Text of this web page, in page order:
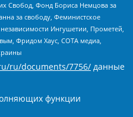
Свобод, Фонд Бориса Немцова за
за свободу, Феминистское
Ингушетии, Прометей,
Фридом Хаус, СОТА медиа,
ru/documents/7756/ данные
функции